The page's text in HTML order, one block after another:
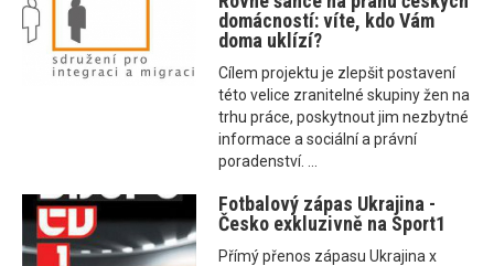
domácností: víte, kdo Vám
doma uklízí?
Cílem projektu je zlepšit postavení
této velice zranitelné skupiny žen na
trhu práce, poskytnout jim nezbytné
informace a sociální a právní
poradenství. ...
Fotbalový zápas Ukrajina -
Česko exkluzivně na Sport1
Přímý přenos zápasu Ukrajina x